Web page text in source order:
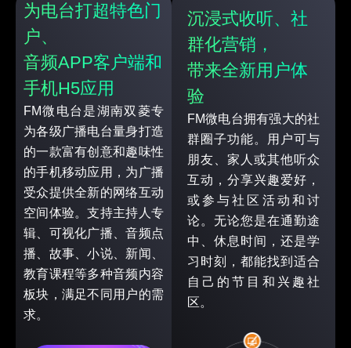
为电台打超特色门
户、
音频APP客户端和
手机H5应用
FM微电台是湖南双菱专
为各级广播电台量身打造
的一款富有创意和趣味性
的手机移动应用，为广播
受众提供全新的网络互动
空间体验。支持主持人专
辑、可视化广播、音频点
播、故事、小说、新闻、
教育课程等多种音频内容
板块，满足不同用户的需
求。
沉浸式收听、社
群化营销，
带来全新用户体
验
FM微电台拥有强大的社
群圈子功能。用户可与
朋友、家人或其他听众
互动，分享兴趣爱好，
或参与社区活动和讨
论。无论您是在通勤途
中、休息时间，还是学
习时刻，都能找到适合
自己的节目和兴趣社
区。